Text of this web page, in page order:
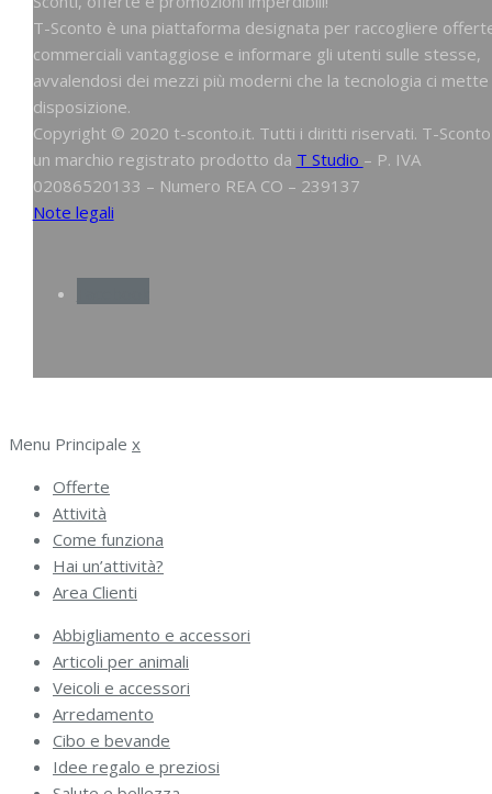
T-Sconto è una piattaforma designata per raccogliere
commerciali vantaggiose e informare gli utenti sulle stesse,
avvalendosi dei mezzi più moderni che la tecnologia ci mette
disposizione.
Copyright © 2020 t-sconto.it. Tutti i diritti riservati. T-
un marchio registrato prodotto da T Studio – P. IVA
02086520133 – Numero REA CO – 239137
Note legali
Menu Principale x
Offerte
Attività
Come funziona
Hai un’attività?
Area Clienti
Abbigliamento e accessori
Articoli per animali
Veicoli e accessori
Arredamento
Cibo e bevande
Idee regalo e preziosi